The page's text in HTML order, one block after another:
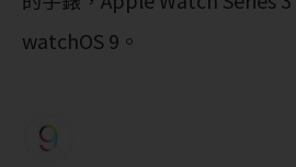
watchOS 9。